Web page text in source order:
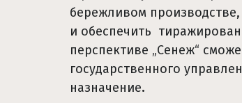
бережливом
и обеспечить
перспективе „Сенеж“
государственного
назначение.